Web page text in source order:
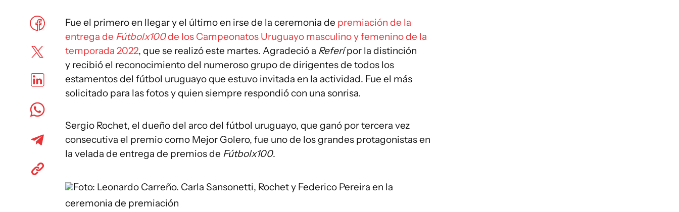
Fue el primero en llegar y el último en irse de la ceremonia de premiación de la
entrega de Fútbolx100de los Campeonatos Uruguayo masculino y femenino de la
temporada 2022, que se realizó este martes. Agradeció a Referípor la distinción
y recibió el reconocimiento del numeroso grupo de dirigentes de todos los
estamentos del fútbol uruguayo que estuvo invitada en la actividad. Fue el más
solicitado para las fotos y quien siempre respondió con una sonrisa.
Sergio Rochet, el dueño del arco del fútbol uruguayo, que ganó por tercera vez
consecutiva el premio como Mejor Golero, fue uno de los grandes protagonistas en
la velada de entrega de premios de Fútbolx100.
Foto: Leonardo Carreño. Carla Sansonetti, Rochet y Federico Pereira en la
ceremonia de premiación